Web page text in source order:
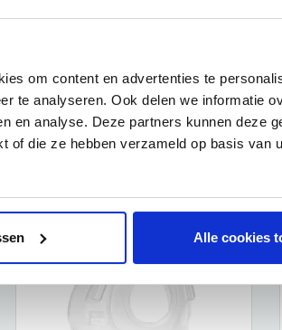
om content en advertenties te
te analyseren. Ook delen we informatie
en analyse. Deze partners kunnen deze
of die ze hebben verzameld op basis van
Alle cookies
RESMED
€74,95
Meer informatie